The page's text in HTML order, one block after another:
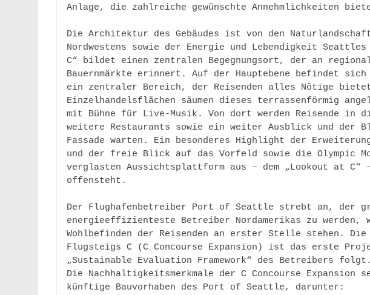
Anlage, die zahlreiche gewünschte Annehmlichkeiten
Die Architektur des Gebäudes ist von den
Nordwestens sowie der Energie und Lebendigkeit
C“ bildet einen zentralen Begegnungsort, der an
Bauernmärkte erinnert. Auf der Hauptebene befindet
ein zentraler Bereich, der Reisenden alles Nötige
Einzelhandelsflächen säumen dieses terrassenförmig
mit Bühne für Live-Musik. Von dort werden Reisende in
weitere Restaurants sowie ein weiter Ausblick und der
Fassade warten. Ein besonderes Highlight der
und der freie Blick auf das Vorfeld sowie die Olympic
verglasten Aussichtsplattform aus – dem „Lookout at
offensteht.
Der Flughafenbetreiber Port of Seattle strebt an, der
energieeffizienteste Betreiber Nordamerikas zu werden,
Wohlbefinden der Reisenden an erster Stelle stehen. Die
Flugsteigs C (C Concourse Expansion) ist das erste
„Sustainable Evaluation Framework“ des Betreibers
Die Nachhaltigkeitsmerkmale der C Concourse Expansion
künftige Bauvorhaben des Port of Seattle, darunter: